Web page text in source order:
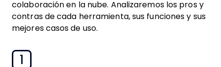
colaboración en la nube. Analizaremos los pros y
contras de cada herramienta, sus funciones y sus
mejores casos de uso.
1